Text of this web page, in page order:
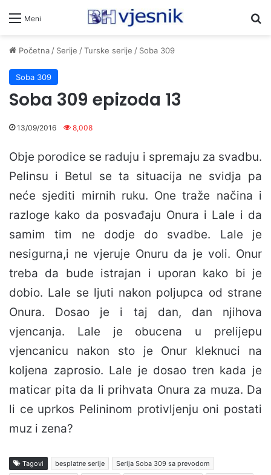
Meni
Početna/ Serije /Turske serije / Soba 309
Soba 309
Soba 309 epizoda 13
13/09/2016 8,008
Obje porodice se raduju i spremaju za svadbu.
Pelinsu i Betul se ta situacija ne svidja pa
neće sjediti mirnih ruku. One traže načina i
razloge kako da posvađaju Onura i Lale i da
samim tim ne dodje do svadbe. Lale je
nesigurna,i ne vjeruje Onuru da je voli. Onur
treba da bude istrajan i uporan kako bi je
dobio. Lale se ljuti nakon poljupca od strane
Onura. Dosao je i taj dan, dan njihova
vjencanja. Lale je obucena u prelijepu
vjencanicu nakon sto je Onur kleknuci na
koljena zaprosio. Lale je dosao tren kada je
maticar pita da li prihvata Onura za muza. Da
li ce uprkos Pelininom protivljenju oni postati
muz i zena?
Tagovi besplatne serije
Serija Soba 309 sa prevodom